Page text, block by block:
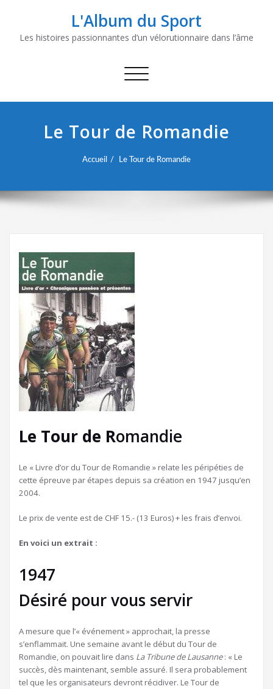
L'Album du Sport
Les histoires passionnantes d’un vélorutionnaire dans l’âme
Afficher/masquer
navigation
Le Tour de Romandie
Accueil Le Tour de Romandie
Le Tour de Romandie
Le « Livre d’or du Tour de Romandie » relate les péripéties de
cette épreuve par étapes depuis sa création en 1947 jusqu’en
2004.
Le prix de vente est de CHF 15.- (13 Euros) + les frais d’envoi.
En voici un extrait :
1947
Désiré pour vous servir
A mesure que l’« événement » approchait, la presse
s’enflammait. Une semaine avant le début du Tour de
Romandie, on pouvait lire dans La Tribune de Lausanne: « Le
succès, dès maintenant, semble assuré. Il sera probablement
tel que les organisateurs devront récidiver. Le Tour de